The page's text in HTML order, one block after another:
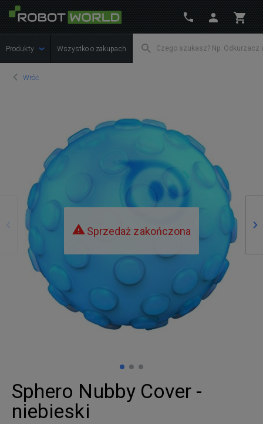
Produkty Wszystko o zakupach
Wróć
Poprzedni
Sprzedaż zakończona
Sphero Nubby Cover -
niebieski